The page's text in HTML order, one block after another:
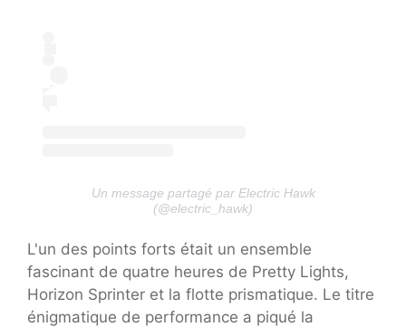
Un message partagé par Electric Hawk
(@electric_hawk)
L'un des points forts était un ensemble
fascinant de quatre heures de Pretty Lights,
Horizon Sprinter et la flotte prismatique. Le titre
énigmatique de performance a piqué la